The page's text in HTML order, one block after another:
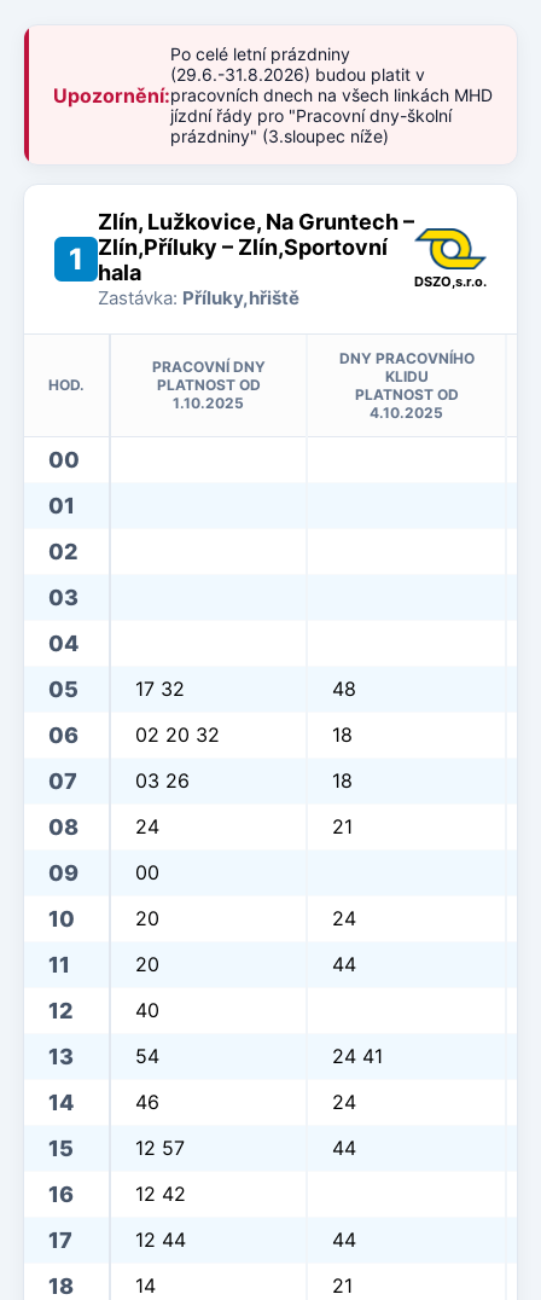
Upozornění:
Po celé letní prázdniny
(29.6.-31.8.2026) budou platit v
pracovních dnech na všech linkách MHD
jízdní řády pro "Pracovní dny-školní
prázdniny" (3.sloupec níže)
1
Zlín, Lužkovice, Na Gruntech –
Zlín,Příluky – Zlín,Sportovní
hala
Zastávka: Příluky,hřiště
DSZO,s.r.o.
HOD.
PRACOVNÍ DNY
PLATNOST OD
1.10.2025
DNY PRACOVNÍHO
KLIDU
PLATNOST OD
4.10.2025
00
01
02
03
04
05
17 32 48
06 02 20 32 18
07 03 26 18
08 24 21
09 00
10 20 24
11 20 44
12 40
13 54 24 41
14 46 24
15 12 57 44
16 12 42
17 12 44 44
18 14 21